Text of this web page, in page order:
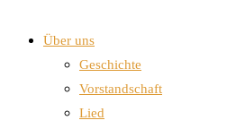
Über uns
Geschichte
Vorstandschaft
Lied